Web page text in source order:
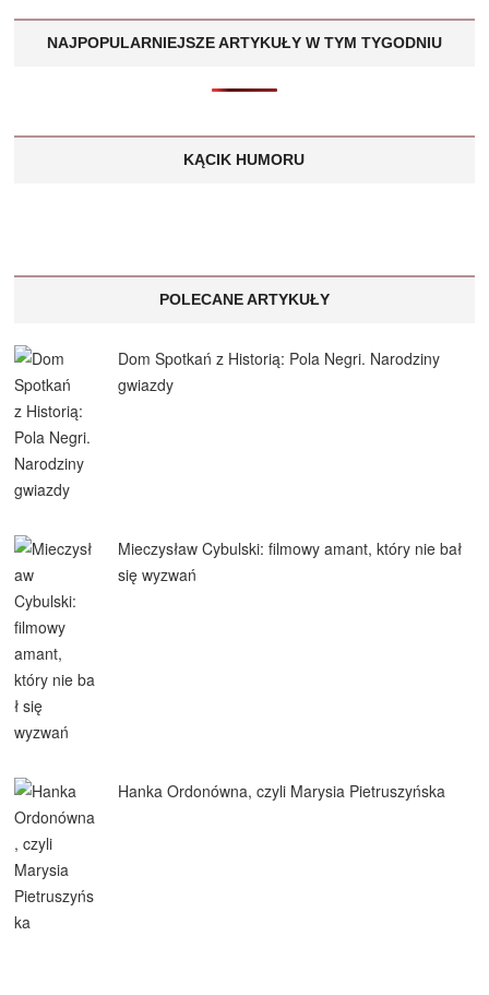
NAJPOPULARNIEJSZE ARTYKUŁY W TYM TYGODNIU
KĄCIK HUMORU
POLECANE ARTYKUŁY
Dom Spotkań z Historią: Pola Negri. Narodziny
gwiazdy
Mieczysław Cybulski: filmowy amant, który nie bał
się wyzwań
Hanka Ordonówna, czyli Marysia Pietruszyńska